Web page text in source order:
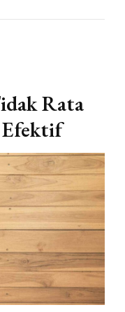
Rata
Efektif